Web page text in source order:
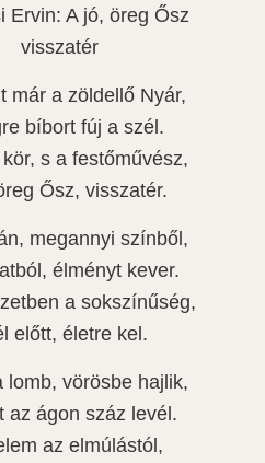
Ervin: A jó, öreg Ősz
visszatér
már a zöldellő Nyár,
bíbort fúj a szél.
s a festőművész,
Ősz, visszatér.
megannyi színből,
élményt kever.
a sokszínűség,
előtt, életre kel.
lomb, vörösbe hajlik,
az ágon száz levél.
az elmúlástól,